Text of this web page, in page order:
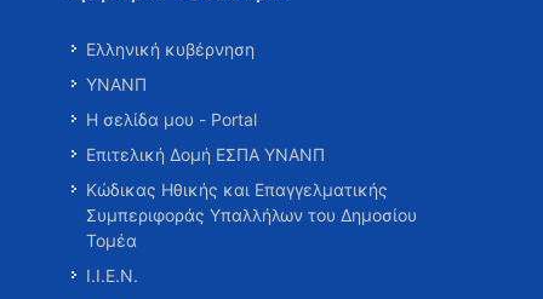
Ελληνική κυβέρνηση
ΥΝΑΝΠ
Η σελίδα μου - Portal
Επιτελική Δομή ΕΣΠΑ ΥΝΑΝΠ
Κώδικας Ηθικής και Επαγγελματικής
Συμπεριφοράς Υπαλλήλων του Δημοσίου
Τομέα
Ι.Ι.Ε.Ν.